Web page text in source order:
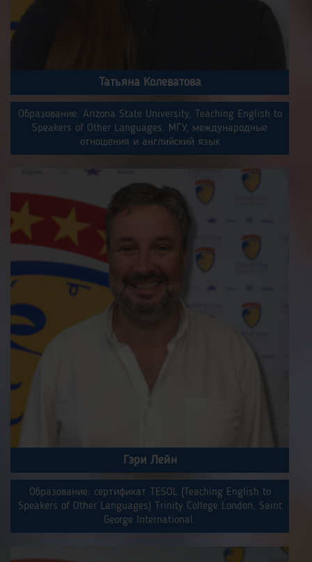
Татьяна Колеватова
Образование: Arizona State University, Teaching English to
Speakers of Other Languages. МГУ, международные
отношения и английский язык
Гэри Лейн
Образование: сертификат TESOL (Teaching English to
Speakers of Other Languages) Trinity College London, Saint
George International.